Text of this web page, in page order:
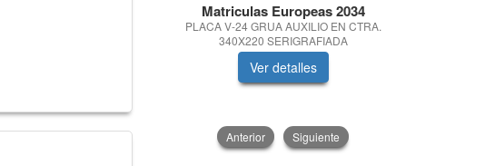
Matriculas Europeas 2034
PLACA V-24 GRUA AUXILIO EN CTRA.
340X220 SERIGRAFIADA
Ver detalles
Anterior Siguiente